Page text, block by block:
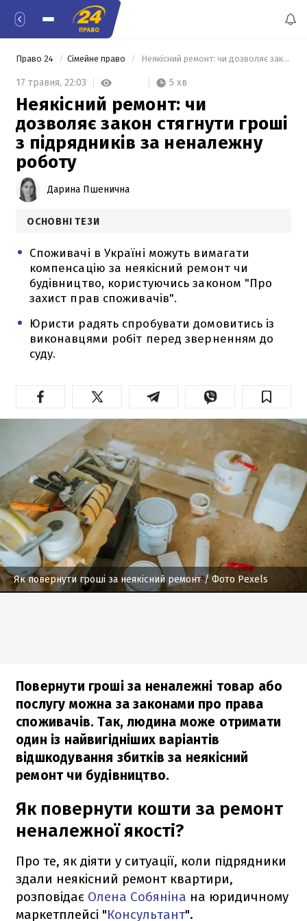
Право 24 Сімейне право Неякісний ремонт: чи дозволяє закон стягнути гроші з підрядників за неналежну роботу
17 травня, 22:03 5 хв
Неякісний ремонт: чи
дозволяє закон стягнути гроші
з підрядників за неналежну
роботу
Дарина Пшенична
ОСНОВНІ ТЕЗИ
Споживачі в Україні можуть вимагати
компенсацію за неякісний ремонт чи
будівництво, користуючись законом "Про
захист прав споживачів".
Юристи радять спробувати домовитись із
виконавцями робіт перед зверненням до
суду.
Як повернути гроші за неякісний ремонт/ Фото Pexels
Повернути гроші за неналежні товар або
послугу можна за законами про права
споживачів. Так, людина може отримати
один із найвигідніших варіантів
відшкодування збитків за неякісний
ремонт чи будівництво.
Як повернути кошти за ремонт
неналежної якості?
Про те, як діяти у ситуації, коли підрядники
здали неякісний ремонт квартири,
розповідає Олена Собяніна на юридичному
маркетплейсі "Консультант".